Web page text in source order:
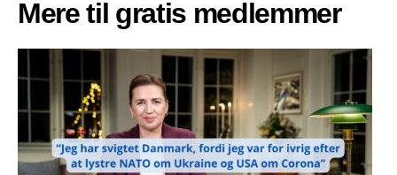
Mere til gratis medlemmer